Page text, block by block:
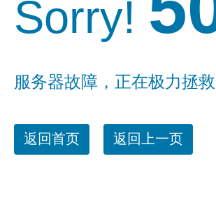
Sorry!
服务器故障，正在极力拯救
返回首页 返回上一页